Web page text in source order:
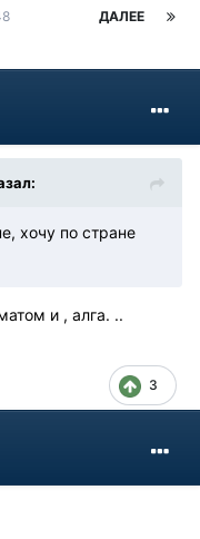
ДАЛЕЕ
хочу по стране
и , алга. ..
3